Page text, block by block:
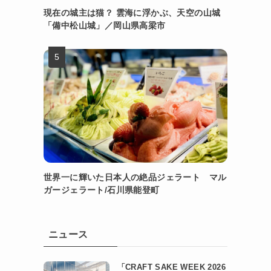
現在の城主は猫？ 雲海に浮かぶ、天空の山城
「備中松山城」／岡山県高梁市
世界一に輝いた日本人の絶品ジェラート マル
ガージェラート/石川県能登町
ニュース
「CRAFT SAKE WEEK 2026